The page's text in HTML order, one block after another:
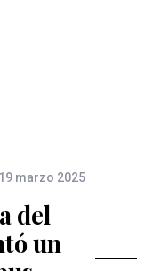
19 marzo 2025
del
un